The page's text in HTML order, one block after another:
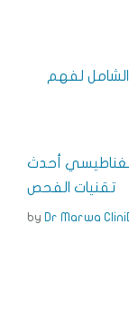
لفهم
أحدث
تقنيات الفحص
by Dr Marwa